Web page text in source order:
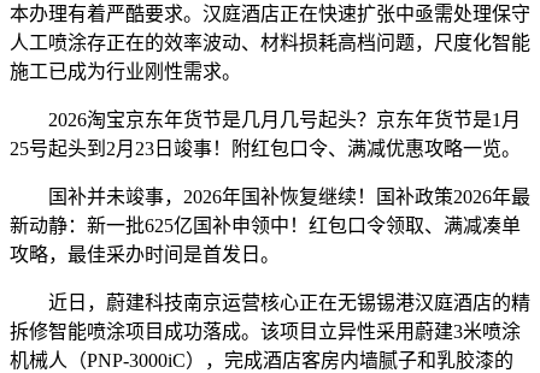
本办理有着严酷要求。汉庭酒店正在快速扩张中亟需处理保守
人工喷涂存正在的效率波动、材料损耗高档问题，尺度化智能
施工已成为行业刚性需求。
2026淘宝京东年货节是几月几号起头？京东年货节是1月
25号起头到2月23日竣事！附红包口令、满减优惠攻略一览。
国补并未竣事，2026年国补恢复继续！国补政策2026年最
新动静：新一批625亿国补申领中！红包口令领取、满减凑单
攻略，最佳采办时间是首发日。
近日，蔚建科技南京运营核心正在无锡锡港汉庭酒店的精
拆修智能喷涂项目成功落成。该项目立异性采用蔚建3米喷涂
机械人（PNP-3000iC），完成酒店客房内墙腻子和乳胶漆的